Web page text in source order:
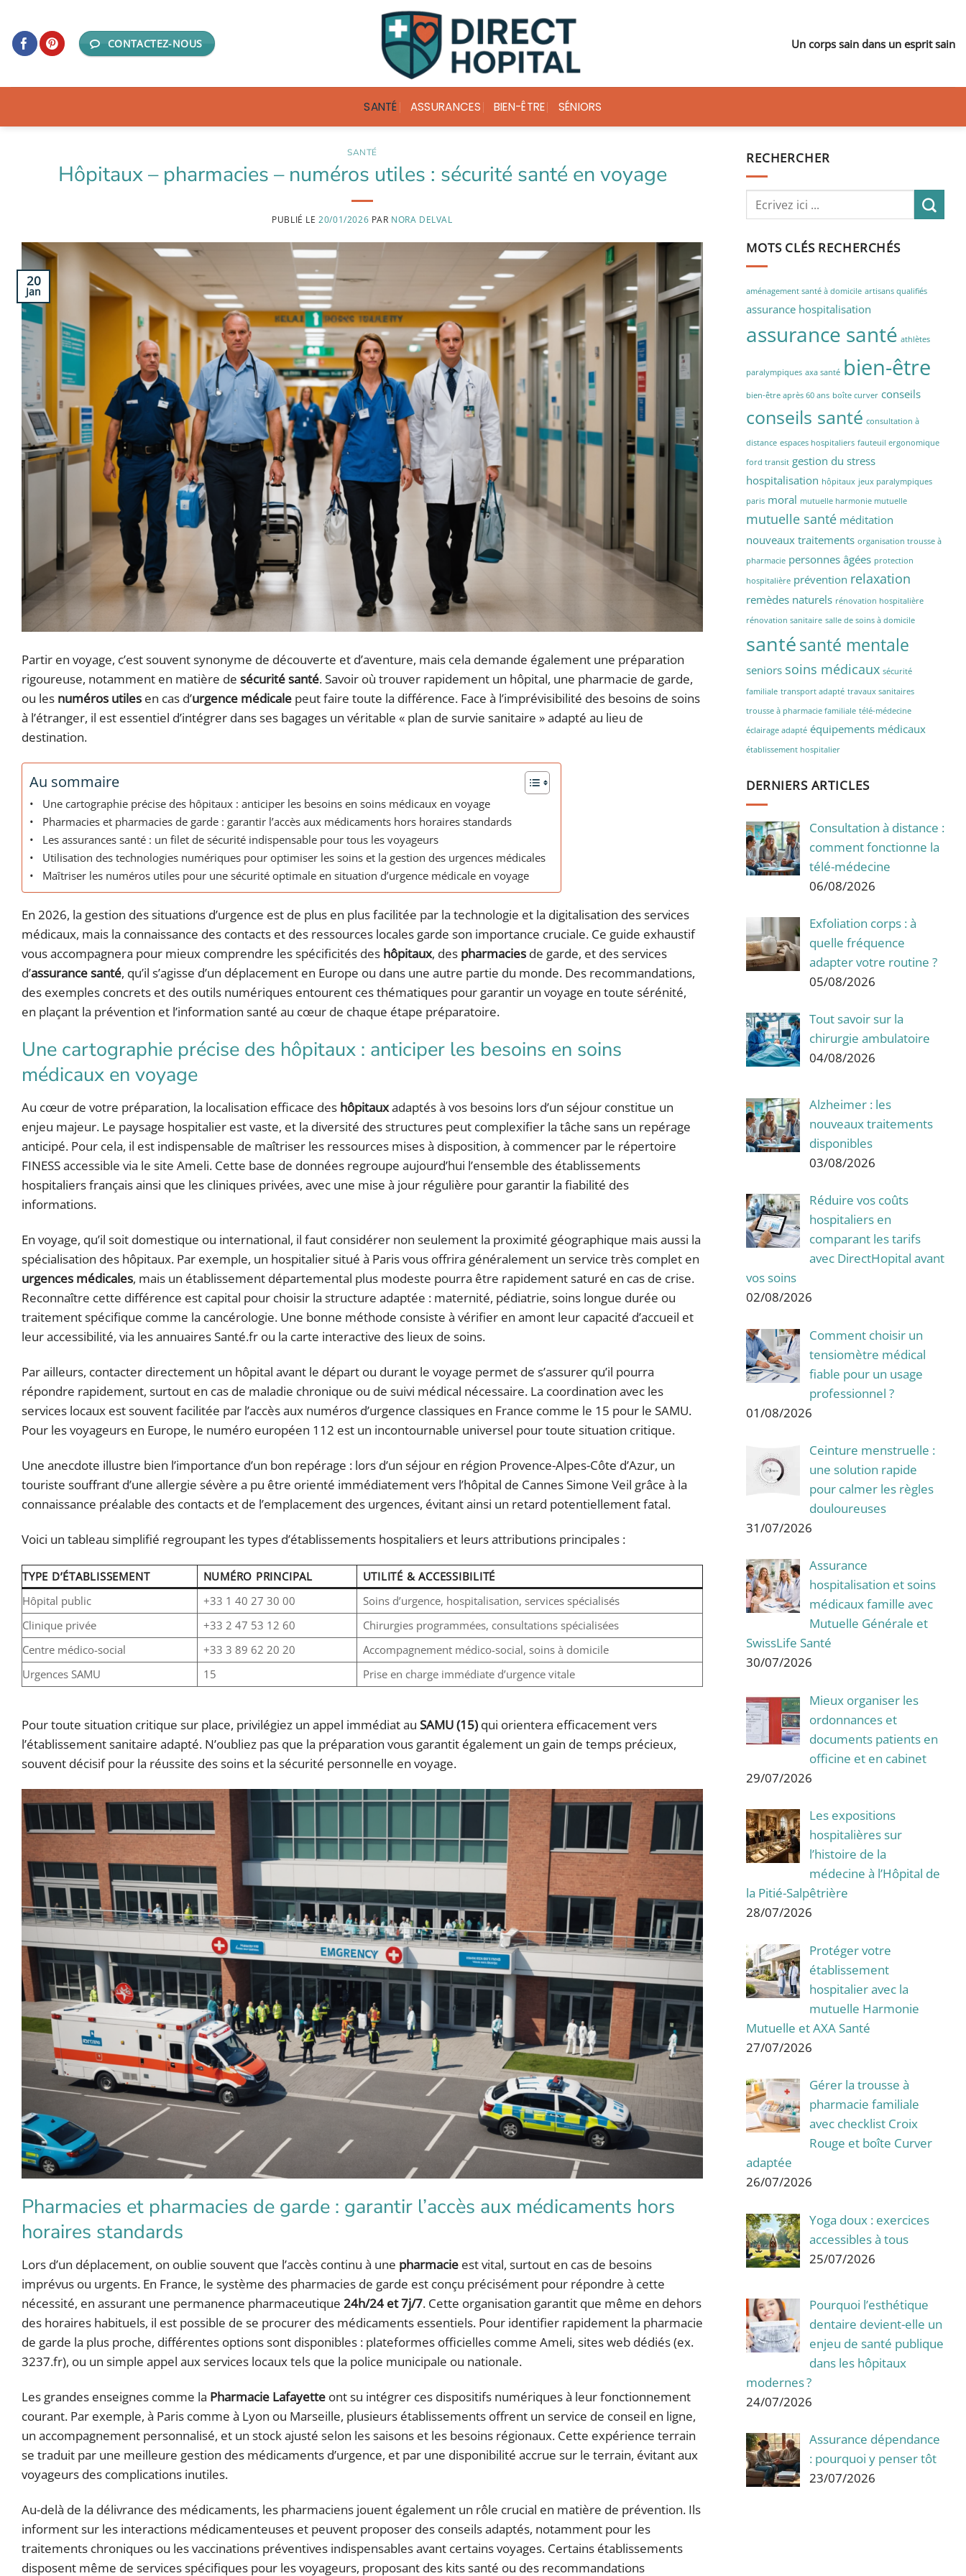
contenu
CONTACTEZ-NOUS Un corps sain dans un esprit sain
SANTÉ ASSURANCES BIEN-ÊTRE SÉNIORS
SANTÉ
Hôpitaux – pharmacies – numéros utiles : sécurité santé en voyage
PUBLIÉ LE 20/01/2026 PAR NORA DELVAL
20
Jan
Partir en voyage, c’est souvent synonyme de découverte et d’aventure, mais cela demande également une préparation
rigoureuse, notamment en matière de sécurité santé. Savoir où trouver rapidement un hôpital, une pharmacie de garde,
ou les numéros utiles en cas d’urgence médicale peut faire toute la différence. Face à l’imprévisibilité des besoins de soins
à l’étranger, il est essentiel d’intégrer dans ses bagages un véritable « plan de survie sanitaire » adapté au lieu de
destination.
Au sommaire
Une cartographie précise des hôpitaux : anticiper les besoins en soins médicaux en voyage
Pharmacies et pharmacies de garde : garantir l’accès aux médicaments hors horaires standards
Les assurances santé : un filet de sécurité indispensable pour tous les voyageurs
Utilisation des technologies numériques pour optimiser les soins et la gestion des urgences médicales
Maîtriser les numéros utiles pour une sécurité optimale en situation d’urgence médicale en voyage
En 2026, la gestion des situations d’urgence est de plus en plus facilitée par la technologie et la digitalisation des services
médicaux, mais la connaissance des contacts et des ressources locales garde son importance cruciale. Ce guide exhaustif
vous accompagnera pour mieux comprendre les spécificités des hôpitaux, des pharmacies de garde, et des services
d’assurance santé, qu’il s’agisse d’un déplacement en Europe ou dans une autre partie du monde. Des recommandations,
des exemples concrets et des outils numériques entourent ces thématiques pour garantir un voyage en toute sérénité,
en plaçant la prévention et l’information santé au cœur de chaque étape préparatoire.
Une cartographie précise des hôpitaux : anticiper les besoins en soins
médicaux en voyage
Au cœur de votre préparation, la localisation efficace des hôpitauxadaptés à vos besoins lors d’un séjour constitue un
enjeu majeur. Le paysage hospitalier est vaste, et la diversité des structures peut complexifier la tâche sans un repérage
anticipé. Pour cela, il est indispensable de maîtriser les ressources mises à disposition, à commencer par le répertoire
FINESS accessible via le site Ameli. Cette base de données regroupe aujourd’hui l’ensemble des établissements
hospitaliers français ainsi que les cliniques privées, avec une mise à jour régulière pour garantir la fiabilité des
informations.
En voyage, qu’il soit domestique ou international, il faut considérer non seulement la proximité géographique mais aussi la
spécialisation des hôpitaux. Par exemple, un hospitalier situé à Paris vous offrira généralement un service très complet en
urgences médicales, mais un établissement départemental plus modeste pourra être rapidement saturé en cas de crise.
Reconnaître cette différence est capital pour choisir la structure adaptée : maternité, pédiatrie, soins longue durée ou
traitement spécifique comme la cancérologie. Une bonne méthode consiste à vérifier en amont leur capacité d’accueil et
leur accessibilité, via les annuaires Santé.fr ou la carte interactive des lieux de soins.
Par ailleurs, contacter directement un hôpital avant le départ ou durant le voyage permet de s’assurer qu’il pourra
répondre rapidement, surtout en cas de maladie chronique ou de suivi médical nécessaire. La coordination avec les
services locaux est souvent facilitée par l’accès aux numéros d’urgence classiques en France comme le 15 pour le SAMU.
Pour les voyageurs en Europe, le numéro européen 112 est un incontournable universel pour toute situation critique.
Une anecdote illustre bien l’importance d’un bon repérage : lors d’un séjour en région Provence-Alpes-Côte d’Azur, un
touriste souffrant d’une allergie sévère a pu être orienté immédiatement vers l’hôpital de Cannes Simone Veil grâce à la
connaissance préalable des contacts et de l’emplacement des urgences, évitant ainsi un retard potentiellement fatal.
Voici un tableau simplifié regroupant les types d’établissements hospitaliers et leurs attributions principales :
TYPE D’ÉTABLISSEMENT NUMÉRO PRINCIPAL
UTILITÉ & ACCESSIBILITÉ
Hôpital public
+33 1 40 27 30 00
Soins d’urgence, hospitalisation, services spécialisés
Clinique privée
+33 2 47 53 12 60
Chirurgies programmées, consultations spécialisées
Centre médico-social
+33 3 89 62 20 20
Accompagnement médico-social, soins à domicile
Urgences SAMU
15 Prise en charge immédiate d’urgence vitale
Pour toute situation critique sur place, privilégiez un appel immédiat au SAMU (15) qui orientera efficacement vers
l’établissement sanitaire adapté. N’oubliez pas que la préparation vous garantit également un gain de temps précieux,
souvent décisif pour la réussite des soins et la sécurité personnelle en voyage.
Pharmacies et pharmacies de garde : garantir l’accès aux médicaments hors
horaires standards
Lors d’un déplacement, on oublie souvent que l’accès continu à une pharmacie est vital, surtout en cas de besoins
imprévus ou urgents. En France, le système des pharmacies de garde est conçu précisément pour répondre à cette
nécessité, en assurant une permanence pharmaceutique 24h/24 et 7j/7. Cette organisation garantit que même en dehors
des horaires habituels, il est possible de se procurer des médicaments essentiels. Pour identifier rapidement la pharmacie
de garde la plus proche, différentes options sont disponibles : plateformes officielles comme Ameli, sites web dédiés (ex.
3237.fr), ou un simple appel aux services locaux tels que la police municipale ou nationale.
Les grandes enseignes comme la Pharmacie Lafayette ont su intégrer ces dispositifs numériques à leur fonctionnement
courant. Par exemple, à Paris comme à Lyon ou Marseille, plusieurs établissements offrent un service de conseil en ligne,
un accompagnement personnalisé, et un stock ajusté selon les saisons et les besoins régionaux. Cette expérience terrain
se traduit par une meilleure gestion des médicaments d’urgence, et par une disponibilité accrue sur le terrain, évitant aux
voyageurs des complications inutiles.
Au-delà de la délivrance des médicaments, les pharmaciens jouent également un rôle crucial en matière de prévention. Ils
informent sur les interactions médicamenteuses et peuvent proposer des conseils adaptés, notamment pour les
traitements chroniques ou les vaccinations préventives indispensables avant certains voyages. Certains établissements
disposent même de services spécifiques pour les voyageurs, proposant des kits santé ou des recommandations
RECHERCHER
MOTS CLÉS RECHERCHÉS
aménagement santé à domicile artisans qualifiés
assurance hospitalisation
assurance santé athlètes
paralympiques axa santé bien-être
bien-être après 60 ans boîte curver conseils
conseils santé consultation à
distance espaces hospitaliers fauteuil ergonomique
ford transit gestion du stress
hospitalisation hôpitaux jeux paralympiques
paris moral mutuelle harmonie mutuelle
mutuelle santé méditation
nouveaux traitements organisation trousse à
pharmacie personnes âgées protection
hospitalière prévention relaxation
remèdes naturels rénovation hospitalière
rénovation sanitaire salle de soins à domicile
santésanté mentale
seniors soins médicaux sécurité
familiale transport adapté travaux sanitaires
trousse à pharmacie familiale télé-médecine
éclairage adapté équipements médicaux
établissement hospitalier
DERNIERS ARTICLES
Consultation à distance :
comment fonctionne la
télé-médecine
06/08/2026
Exfoliation corps : à
quelle fréquence
adapter votre routine ?
05/08/2026
Tout savoir sur la
chirurgie ambulatoire
04/08/2026
Alzheimer : les
nouveaux traitements
disponibles
03/08/2026
Réduire vos coûts
hospitaliers en
comparant les tarifs
avec DirectHopital avant
vos soins
02/08/2026
Comment choisir un
tensiomètre médical
fiable pour un usage
professionnel ?
01/08/2026
Ceinture menstruelle :
une solution rapide
pour calmer les règles
douloureuses
31/07/2026
Assurance
hospitalisation et soins
médicaux famille avec
Mutuelle Générale et
SwissLife Santé
30/07/2026
Mieux organiser les
ordonnances et
documents patients en
officine et en cabinet
29/07/2026
Les expositions
hospitalières sur
l’histoire de la
médecine à l’Hôpital de
la Pitié-Salpêtrière
28/07/2026
Protéger votre
établissement
hospitalier avec la
mutuelle Harmonie
Mutuelle et AXA Santé
27/07/2026
Gérer la trousse à
pharmacie familiale
avec checklist Croix
Rouge et boîte Curver
adaptée
26/07/2026
Yoga doux : exercices
accessibles à tous
25/07/2026
Pourquoi l’esthétique
dentaire devient-elle un
enjeu de santé publique
dans les hôpitaux
modernes ?
24/07/2026
Assurance dépendance
: pourquoi y penser tôt
23/07/2026